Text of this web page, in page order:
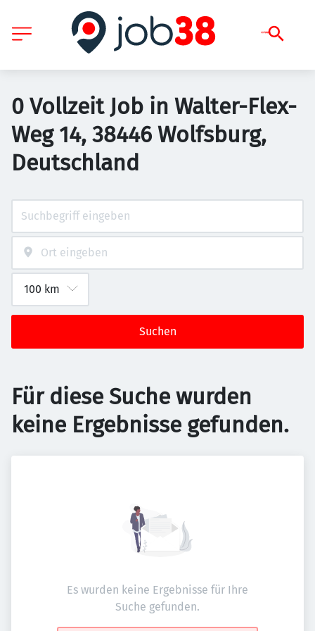
0 Vollzeit Job in Walter-Flex-
Weg 14, 38446 Wolfsburg,
Deutschland
Suchen
Für diese Suche wurden
keine Ergebnisse gefunden.
Es wurden keine Ergebnisse für Ihre
Suche gefunden.